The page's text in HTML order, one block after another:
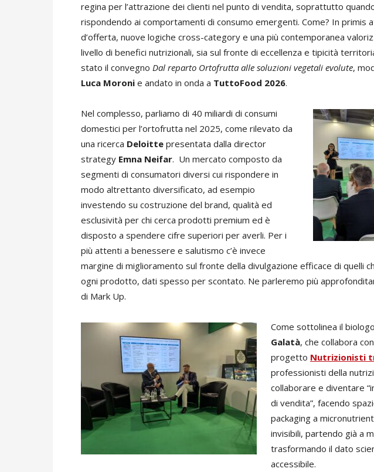
regina per l’attrazione dei clienti nel punto di vendita, soprattutto
rispondendo ai comportamenti di consumo emergenti. Come? In primis
d’offerta, nuove logiche cross-category e una più contemporanea
livello di benefici nutrizionali, sia sul fronte di eccellenza e tipicità
stato il convegno Dal reparto Ortofrutta alle soluzioni vegetali evolute,
Luca Moroni e andato in onda a TuttoFood 2026.
Nel complesso, parliamo di 40 miliardi di consumi
domestici per l’ortofrutta nel 2025, come rilevato da
una ricerca Deloitte presentata dalla director
strategy Emna Neifar. Un mercato composto da
segmenti di consumatori diversi cui rispondere in
modo altrettanto diversificato, ad esempio
investendo su costruzione del brand, qualità ed
esclusività per chi cerca prodotti premium ed è
disposto a spendere cifre superiori per averli. Per i
più attenti a benessere e salutismo c’è invece
margine di miglioramento sul fronte della divulgazione efficace di quelli
ogni prodotto, dati spesso per scontato. Ne parleremo più
di Mark Up.
Come sottolinea il
Galatà, che collabora
progetto Nutrizionisti
professionisti della
collaborare e diventare
di vendita”, facendo
packaging a
invisibili, partendo già a
trasformando il dato
accessibile.